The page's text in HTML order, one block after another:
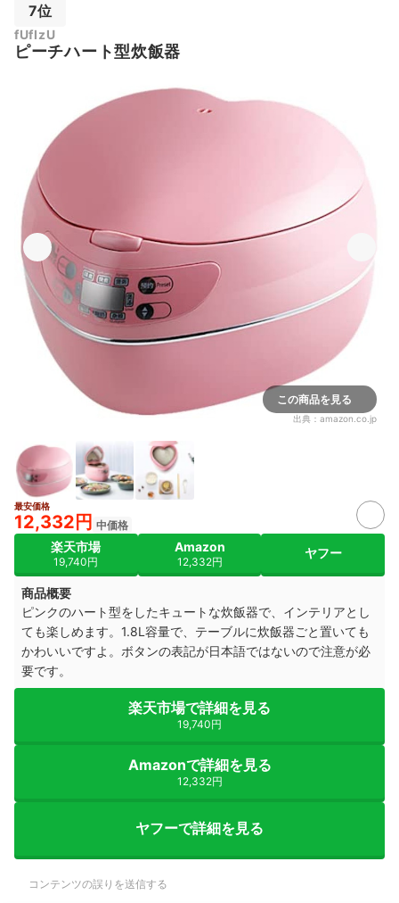
7位
fUfIzU
ピーチハート型炊飯器
この商品を見る
出典： amazon.co.jp
最安価格
12,332円 中価格
楽天市場
19,740円
Amazon
12,332円
ヤフー
商品概要
ピンクのハート型をしたキュートな炊飯器で、インテリアとし
ても楽しめます。1.8L容量で、テーブルに炊飯器ごと置いても
かわいいですよ。ボタンの表記が日本語ではないので注意が必
要です。
楽天市場で詳細を見る
19,740円
Amazonで詳細を見る
12,332円
ヤフーで詳細を見る
コンテンツの誤りを送信する